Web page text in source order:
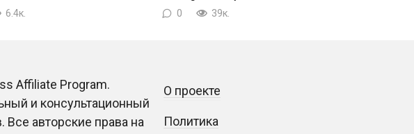
6.4к. 0 39к.
Affiliate Program.
и консультационный
Все авторские права на
О проекте
Политика